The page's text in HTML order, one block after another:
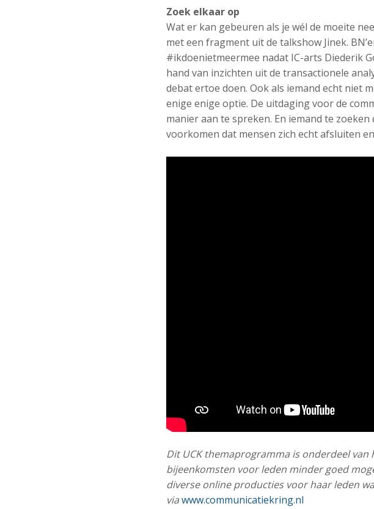
Zoek elkaar op
Wat er kan gebeuren als je wél de moeite
met een fragment uit de talkshow Jinek.
#ikdoenietmeermee nadat IC-arts Diederik
hand van inzichten uit de transactionele
debat ertoe doen. Ook als iemand echt niet
enige enige optie. De uitdaging voor de
manier aan te spreken. En iemand te
voorkomen dat mensen zich echt afsluiten
Dit UCK themaprogramma is onderdeel
bijeenkomsten voor leden minder goed
diverse online producties voor haar leden
viawww.communicatiekring.nl